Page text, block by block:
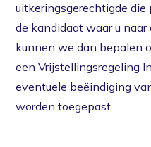
uitkeringsgerechtigde
de kandidaat waar u
kunnen we dan bepalen
een Vrijstellingsregeling
eventuele beëindiging
worden toegepast.